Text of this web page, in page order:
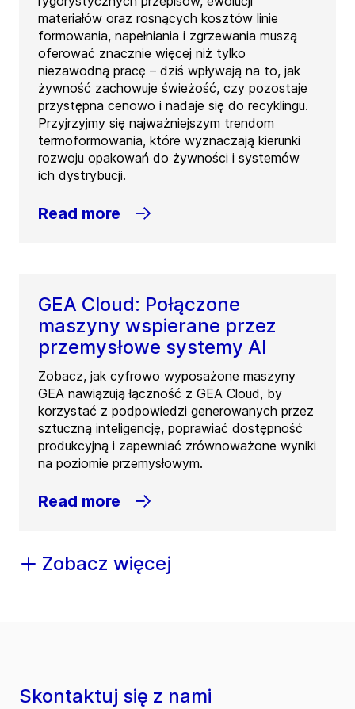
materiałów oraz rosnących kosztów linie
formowania, napełniania i zgrzewania muszą
oferować znacznie więcej niż tylko
niezawodną pracę – dziś wpływają na to, jak
żywność zachowuje świeżość, czy pozostaje
przystępna cenowo i nadaje się do recyklingu.
Przyjrzyjmy się najważniejszym trendom
termoformowania, które wyznaczają kierunki
rozwoju opakowań do żywności i systemów
ich dystrybucji.
Read more
GEA Cloud: Połączone
maszyny wspierane przez
przemysłowe systemy AI
Zobacz, jak cyfrowo wyposażone maszyny
GEA nawiązują łączność z GEA Cloud, by
korzystać z podpowiedzi generowanych przez
sztuczną inteligencję, poprawiać dostępność
produkcyjną i zapewniać zrównoważone wyniki
na poziomie przemysłowym.
Read more
Zobacz więcej
Skontaktuj się z nami